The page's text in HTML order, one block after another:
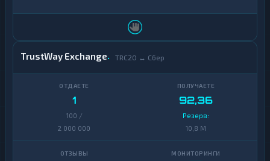
TrustWay Exchange TRC20 ↔ Сбер
1
100 /
2 000 000
92,36
Резерв:
10,8 M